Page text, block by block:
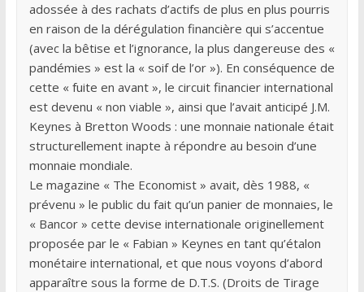
adossée à des rachats d’actifs de plus en plus pourris
en raison de la dérégulation financière qui s’accentue
(avec la bêtise et l’ignorance, la plus dangereuse des «
pandémies » est la « soif de l’or »). En conséquence de
cette « fuite en avant », le circuit financier international
est devenu « non viable », ainsi que l’avait anticipé J.M.
Keynes à Bretton Woods : une monnaie nationale était
structurellement inapte à répondre au besoin d’une
monnaie mondiale.
Le magazine « The Economist » avait, dès 1988, «
prévenu » le public du fait qu’un panier de monnaies, le
« Bancor » cette devise internationale originellement
proposée par le « Fabian » Keynes en tant qu’étalon
monétaire international, et que nous voyons d’abord
apparaître sous la forme de D.T.S. (Droits de Tirage